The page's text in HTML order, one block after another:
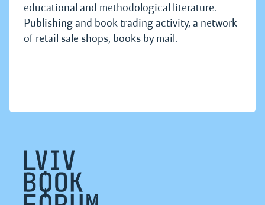
educational and methodological literature.
Publishing and book trading activity, a network
of retail sale shops, books by mail.